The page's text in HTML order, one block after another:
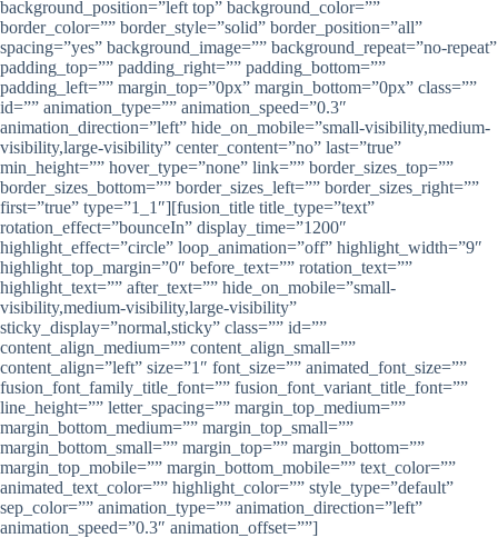
background_position=”left top” background_color=””
border_color=”” border_style=”solid” border_position=”all”
spacing=”yes” background_image=”” background_repeat=”no-repeat”
padding_top=”” padding_right=”” padding_bottom=””
padding_left=”” margin_top=”0px” margin_bottom=”0px” class=””
id=”” animation_type=”” animation_speed=”0.3″
animation_direction=”left” hide_on_mobile=”small-visibility,medium-
visibility,large-visibility” center_content=”no” last=”true”
min_height=”” hover_type=”none” link=”” border_sizes_top=””
border_sizes_bottom=”” border_sizes_left=”” border_sizes_right=””
first=”true” type=”1_1″][fusion_title title_type=”text”
rotation_effect=”bounceIn” display_time=”1200″
highlight_effect=”circle” loop_animation=”off” highlight_width=”9″
highlight_top_margin=”0″ before_text=”” rotation_text=””
highlight_text=”” after_text=”” hide_on_mobile=”small-
visibility,medium-visibility,large-visibility”
sticky_display=”normal,sticky” class=”” id=””
content_align_medium=”” content_align_small=””
content_align=”left” size=”1″ font_size=”” animated_font_size=””
fusion_font_family_title_font=”” fusion_font_variant_title_font=””
line_height=”” letter_spacing=”” margin_top_medium=””
margin_bottom_medium=”” margin_top_small=””
margin_bottom_small=”” margin_top=”” margin_bottom=””
margin_top_mobile=”” margin_bottom_mobile=”” text_color=””
animated_text_color=”” highlight_color=”” style_type=”default”
sep_color=”” animation_type=”” animation_direction=”left”
animation_speed=”0.3″ animation_offset=””]